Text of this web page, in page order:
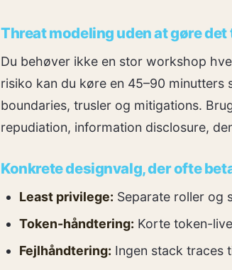
Threat modeling uden at gøre
Du behøver ikke en stor workshop
risiko kan du køre en 45–90
boundaries, trusler og mitigations.
repudiation, information disclosure,
Konkrete designvalg, der ofte
Least privilege: Separate roller og
Token-håndtering: Korte token-
Fejlhåndtering: Ingen stack traces